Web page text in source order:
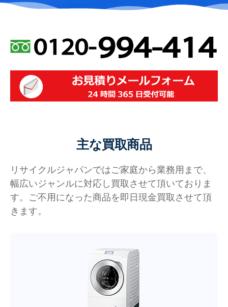
主な買取商品
リサイクルジャパンではご家庭から業務用まで、
幅広いジャンルに対応し買取させて頂いておりま
す。ご不用になった商品を即日現金買取させて頂
きます。